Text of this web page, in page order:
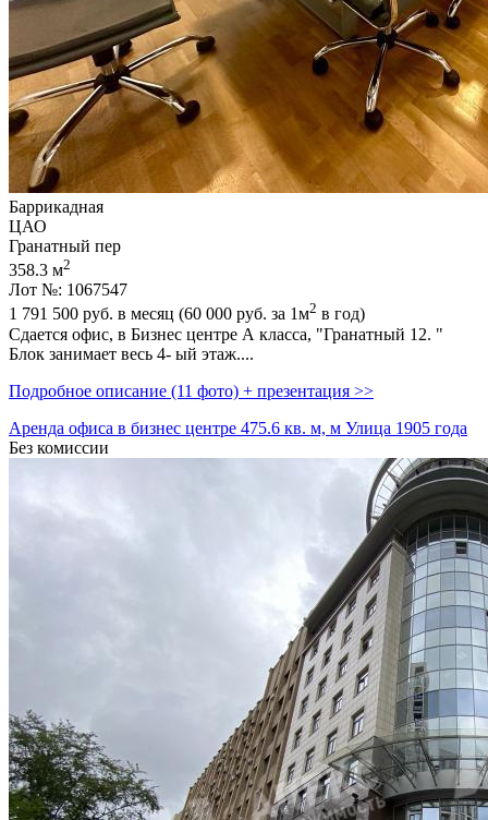
Баррикадная
ЦАО
Гранатный пер
358.3 м2
Лот №: 1067547
1 791 500 руб. в месяц (60 000 руб. за 1м2 в год)
Сдается офис,­ в Бизнес центре А класса,­ "Гранатный 12. "
Блок занимает весь 4- ый этаж....
Подробное описание (11 фото) + презентация >>
Аренда офиса в бизнес центре 475.6 кв. м, м Улица 1905 года
Без комиссии